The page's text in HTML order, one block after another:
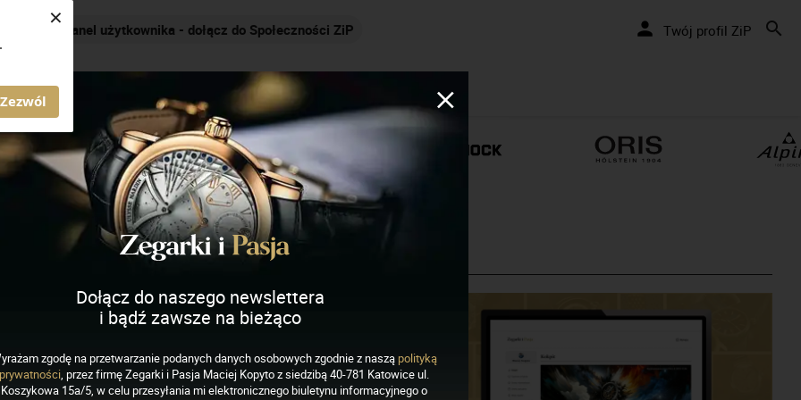
Zezwól
× Nakręcamy pozytywnie... cały czas! Twój profil ZiP
ZEGARKI I PASJA
Dołącz do naszego newslettera
i bądź zawsze na bieżąco
zgodę na przetwarzanie podanych danych osobowych zgodnie z naszą polityką
prywatności, przez firmę Zegarki i Pasja Maciej Kopyto z siedzibą 40-781 Katowice ul.
Koszykowa 15a/5, w celu przesyłania mi elektronicznego biuletynu informacyjnego o